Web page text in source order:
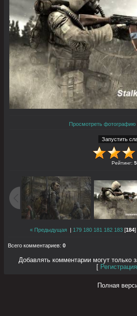
Просмотреть
Рейтинг:
« Предыдущая | 179 180 181 182 183 [184]
Всего комментариев: 0
Добавлять комментарии могут только
Регистрация
Полная